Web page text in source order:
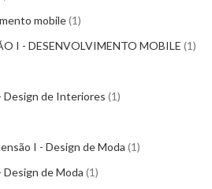
mobile 1
I - DESENVOLVIMENTO MOBILE 1
de Interiores 1
I - Design de Moda 1
de Moda 1